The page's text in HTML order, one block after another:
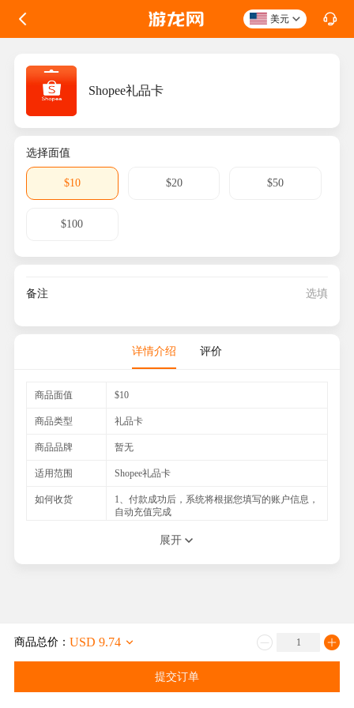
美元
Shopee礼品卡
选择面值
$10 $20 $50
$100
备注
详情介绍 评价
商品面值 $10
商品类型 礼品卡
商品品牌 暂无
适用范围 Shopee礼品卡
如何收货
1、付款成功后，系统将根据您填写的账户信息，
自动充值完成
及时联系，能更快速地处理; 2.如果在交易过程重
展开
商品总价： USD 9.74
提交订单